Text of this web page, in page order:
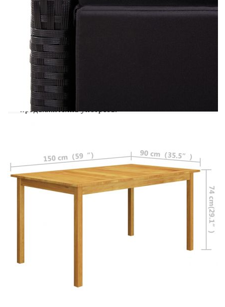
което прави трапезните столове здрави и лесни
за почистване. Облегалката се накланя, като
натиснете бутона отстрани. Благодарение на
олекотената конструкция столовете се местят
лесно. Доставката включва и изключително
удобни, плътно подплатени възглавници за
максимален комфорт. Полиестерните калъфи се
почистват лесно, като могат да бъдат свалени и
изпрани. Важна забележка: Препоръчваме
покриването на трапезния комплект по време на
дъжд, сняг и скреж с цел максимално
продължителна употреба.
Размери: 150 х 90 х 74 см (Д х Ш х В)
Стол:
Материал: PE (полиетиленов) ратан,
Дебелина на възглавницата: 4 см